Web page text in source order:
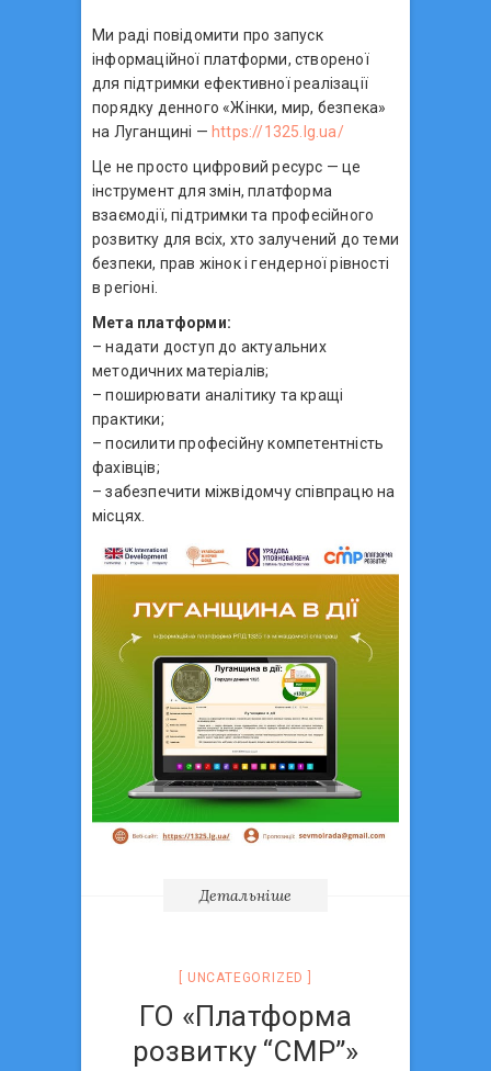
Ми раді повідомити про запуск
інформаційної платформи, створеної
для підтримки ефективної реалізації
порядку денного «Жінки, мир, безпека»
на Луганщині — https://1325.lg.ua/
Це не просто цифровий ресурс — це
інструмент для змін, платформа
взаємодії, підтримки та професійного
розвитку для всіх, хто залучений до теми
безпеки, прав жінок і гендерної рівності
в регіоні.
Мета платформи:
– надати доступ до актуальних
методичних матеріалів;
– поширювати аналітику та кращі
практики;
– посилити професійну компетентність
фахівців;
– забезпечити міжвідомчу співпрацю на
місцях.
Детальніше
UNCATEGORIZED
ГО «Платформа
розвитку “СМР”»